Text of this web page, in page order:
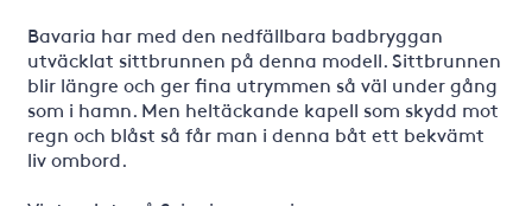
Bavaria har med den nedfällbara badbryggan
utväcklat sittbrunnen på denna modell. Sittbrunnen
blir längre och ger fina utrymmen så väl under gång
som i hamn. Men heltäckande kapell som skydd mot
regn och blåst så får man i denna båt ett bekvämt
liv ombord.